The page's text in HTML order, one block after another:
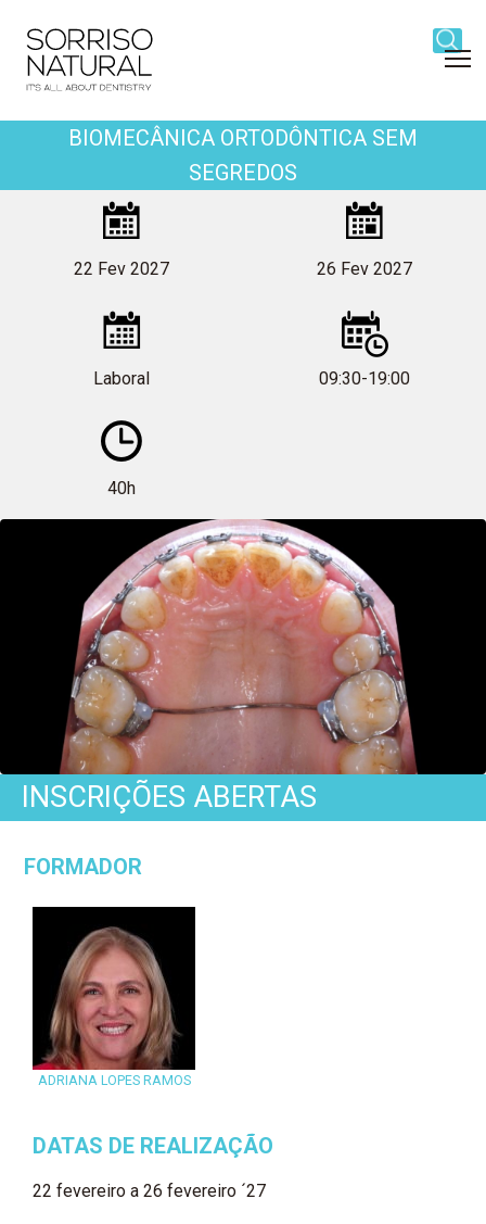
title
Biomecânica
Ortodôntica
sem
Segredos
BIOMECÂNICA ORTODÔNTICA SEM
SEGREDOS
22 Fev 2027 26 Fev 2027
Laboral 09:30-19:00
40h
INSCRIÇÕES ABERTAS
FORMADOR
ADRIANA LOPES RAMOS
DATAS DE REALIZAÇÃO
22 fevereiro a 26 fevereiro ´27